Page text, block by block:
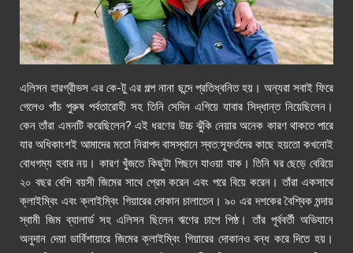
এলিসন হারগ্রীভস এর কে-টু এর গল্প নানা ছন্দে প্রতিধ্বনিত হয়। অন্যরা সবাই ফিরে
গেলেও পাঁচ পুরুষ পর্বতারোহী সহ তিনি সেদিন এগিয়ে যাবার সিদ্ধান্ত নিয়েছিলেন।
কেন তাঁরা এমনটি করেছিলেন? এই ধরণের উচ্চ ঝুঁকি নেয়ার অনেক কারণ থাকতে পারে
যার অধিকাংশই আমাদের মতো নিরাপদ বাসস্থানে স্বত:স্ফূর্তদের কাছে হয়তো কখনোই
বোধগম্য হবার নয়। কারণ খুঁজতে কিছুটা পিছনে যাওয়া যাক। তিনি ঘর ছেড়ে বেরিয়ে
২০ বছর বেশি বয়সী জিমের সাথে প্রেম করেন এবং পরে বিয়ে করেন। তাঁরা একসাথে
ক্লাইম্বিং এবং ক্লাইম্বিং গিয়ারের দোকান চালাতেন। ৯০ এর দশকের বৈশ্বিক মন্দায়
স্বামী জিম ব্যালার্ড সহ এলিসন ছিলেন ঋণের চাপে পিষ্ঠ। তাঁর পূর্ববর্তী অভিযানে
অনুদান দেয়া ডার্বিশায়ারে জিমের ক্লাইম্বিং গিয়ারের দোকানও বন্ধ করে দিতে হয়।